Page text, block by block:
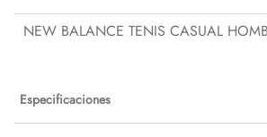
NEW BALANCE TENIS CASUAL
Especificaciones